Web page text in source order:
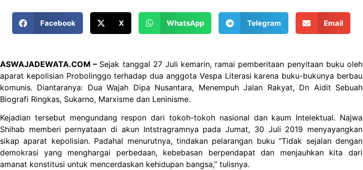
Facebook X WhatsApp Telegram Email
ASWAJADEWATA.COM – Sejak tanggal 27 Juli kemarin, ramai pemberitaan penyitaan buku oleh
aparat kepolisian Probolinggo terhadap dua anggota Vespa Literasi karena buku-bukunya berbau
komunis. Diantaranya: Dua Wajah Dipa Nusantara, Menempuh Jalan Rakyat, Dn Aidit Sebuah
Biografi Ringkas, Sukarno, Marxisme dan Leninisme.
Kejadian tersebut mengundang respon dari tokoh-tokoh nasional dan kaum Intelektual. Najwa
Shihab memberi pernyataan di akun Intstragramnya pada Jumat, 30 Juli 2019 menyayangkan
sikap aparat kepolisian. Padahal menurutnya, tindakan pelarangan buku “Tidak sejalan dengan
demokrasi yang menghargai perbedaan, kebebasan berpendapat dan menjauhkan kita dari
amanat konstitusi untuk mencerdaskan kehidupan bangsa,” tulisnya.